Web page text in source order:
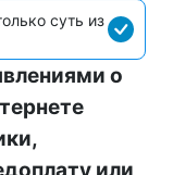
суть из
о
или